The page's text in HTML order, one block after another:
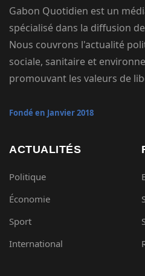
Gabon Quotidien est un
spécialisé dans la diffusion
Nous couvrons l'actualité
sociale, sanitaire et
promouvant les valeurs de
Fondé en Janvier 2018
ACTUALITÉS
Politique
Économie
Sport
International